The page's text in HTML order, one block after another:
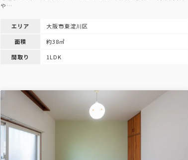
や…
エリア
大阪市東淀川区
面積
約38㎡
間取り
1LDK